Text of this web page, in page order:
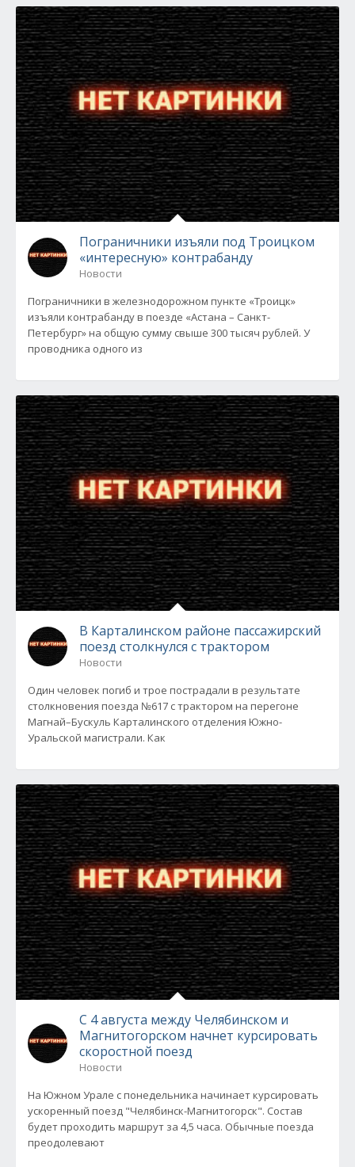
Пограничники изъяли под Троицком
«интересную» контрабанду
Новости
Пограничники в железнодорожном пункте «Троицк»
изъяли контрабанду в поезде «Астана – Санкт-
Петербург» на общую сумму свыше 300 тысяч рублей. У
проводника одного из
В Карталинском районе пассажирский
поезд столкнулся с трактором
Новости
Один человек погиб и трое пострадали в результате
столкновения поезда №617 с трактором на перегоне
Магнай–Бускуль Карталинского отделения Южно-
Уральской магистрали. Как
С 4 августа между Челябинском и
Магнитогорском начнет курсировать
скоростной поезд
Новости
На Южном Урале с понедельника начинает курсировать
ускоренный поезд "Челябинск-Магнитогорск". Состав
будет проходить маршрут за 4,5 часа. Обычные поезда
преодолевают